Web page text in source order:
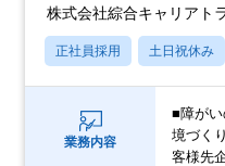
株式会社綜合キャリアト
正社員採用 土日祝休み
業務内容
■障が
境づく
客様先